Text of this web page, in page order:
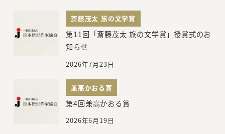
斎藤茂太 旅の文学賞
第11回「斎藤茂太 旅の文学賞」授賞式のお
知らせ
2026年7月23日
兼高かおる賞
第4回兼高かおる賞
2026年6月19日